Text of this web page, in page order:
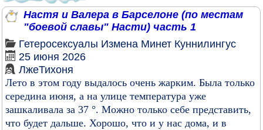
Настя и Валера в Барселоне (по местам
"боевой славы" Насти) часть 1
Гетеросексуалы Измена Минет Куннилингус
25 июня 2026
ЛжеТихоня
Лето в этом году выдалось очень жарким. Была только
середина июня, а на улице температура уже
зашкаливала за 37 °. Можно только себе представить,
что будет дальше. Хорошо, что и у нас дома, и в